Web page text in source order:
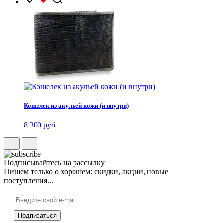
Кошелек из акульей кожи (и внутри)
8 300 руб.
Подписывайтесь на рассылку
Пишем только о хорошем: скидки, акции, новые
поступления...